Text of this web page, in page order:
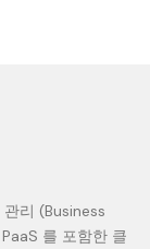
리 (Business
를 포함한 클